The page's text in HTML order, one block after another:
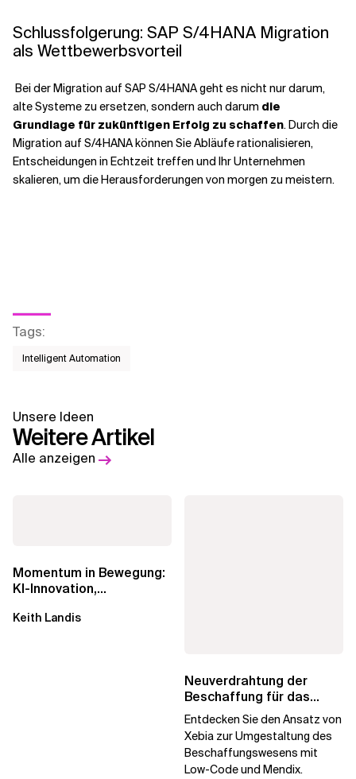
Schlussfolgerung: SAP S/4HANA Migration
als Wettbewerbsvorteil
Bei der Migration auf SAP S/4HANA geht es nicht nur darum,
alte Systeme zu ersetzen, sondern auch darum die
Grundlage für zukünftigen Erfolg zu schaffen. Durch die
Migration auf S/4HANA können Sie Abläufe rationalisieren,
Entscheidungen in Echtzeit treffen und Ihr Unternehmen
skalieren, um die Herausforderungen von morgen zu meistern.
Tags:
Intelligent Automation
Unsere Ideen
Weitere Artikel
Alle anzeigen
Momentum in Bewegung:
KI-Innovation,
Macht der...
Keith Landis
Neuverdrahtung der
Beschaffung für das
digitale Unternehmen
Entdecken Sie den Ansatz von
Xebia zur Umgestaltung des
Beschaffungswesens mit
Low-Code und Mendix.